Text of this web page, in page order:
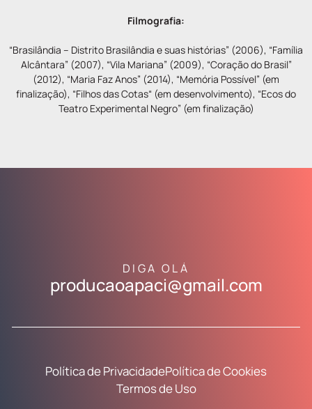
Filmografia:
“Brasilândia – Distrito Brasilândia e suas histórias” (2006), “Família
Alcântara” (2007), “Vila Mariana” (2009), “Coração do Brasil”
(2012), “Maria Faz Anos” (2014), “Memória Possível” (em
finalização), “Filhos das Cotas“ (em desenvolvimento), “Ecos do
Teatro Experimental Negro” (em finalização)
DIGA OLÁ
producaoapaci@gmail.com
Política de PrivacidadePolítica de Cookies
Termos de Uso